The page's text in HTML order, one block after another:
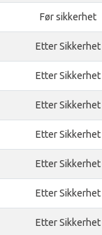
Før sikkerhet
Etter Sikkerhet
Etter Sikkerhet
Etter Sikkerhet
Etter Sikkerhet
Etter Sikkerhet
Etter Sikkerhet
Etter Sikkerhet